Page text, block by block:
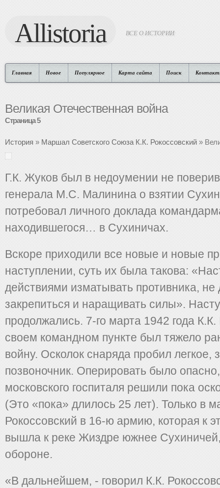
Allistoria ВСЕ О ИСТОРИИ
Главная Новое Популярное Карта сайта Поиск
Великая Отечественная война
Страница 5
История » Маршал Советского Союза К.К. Рокоссовский »
Г.К. Жуков был в недоумении не
генерала М.С. Малинина о взятии
потребовал личного доклада
находившегося… в Сухиничах.
Вскоре приходили все новые и новые
наступлении, суть их была такова:
действиями изматывать противника, не
закрепиться и наращивать силы».
продолжались. 7-го марта 1942 года
своем командном пункте был тяжело
войну. Осколок снаряда пробил легкое,
позвоночник. Оперировать было
московского госпиталя решили пока
(Это «пока» длилось 25 лет). Только в
Рокоссовский в 16-ю армию, которая к
вышла к реке Жиздре южнее
обороне.
«В дальнейшем, - говорил К.К.